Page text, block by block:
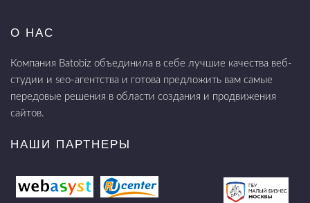
О НАС
Компания Batobiz объединила в себе лучшие качества веб-
студии и seo-агентства и готова предложить вам самые
передовые решения в области создания и продвижения
сайтов.
НАШИ ПАРТНЕРЫ